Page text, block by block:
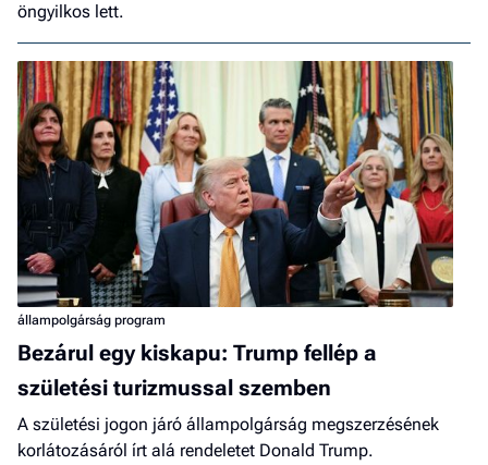
öngyilkos lett.
állampolgárság program
Bezárul egy kiskapu: Trump fellép a
születési turizmussal szemben
A születési jogon járó állampolgárság megszerzésének
korlátozásáról írt alá rendeletet Donald Trump.